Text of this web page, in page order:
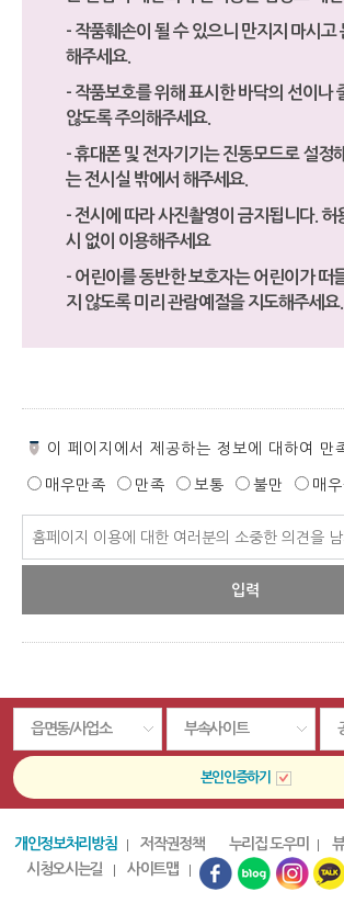
- 작품훼손이 될 수 있으니 만지지 마시고
해주세요.
- 작품보호를 위해 표시한 바닥의 선이나
않도록 주의해주세요.
- 휴대폰 및 전자기기는 진동모드로 설정
는 전시실 밖에서 해주세요.
- 전시에 따라 사진촬영이 금지됩니다. 허
시 없이 이용해주세요
- 어린이를 동반한 보호자는 어린이가 떠
지 않도록 미리 관람예절을 지도해주세요.
페
이
족
이 페이지에서 제공하는 정보에 대하여 만
매우만족 만족 보통 불만 매
가
입
력
읍면동/사업소 부속사이트
본인인증하기
개인정보처리방침 저작권정책 누리집 도우미
시청오시는길
사이트맵